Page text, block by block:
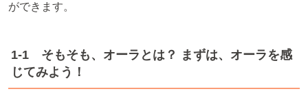
ができます。
1-1 そもそも、オーラとは？ まずは、オーラを感
じてみよう！